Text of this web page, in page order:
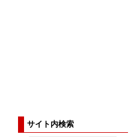
サイト内検索